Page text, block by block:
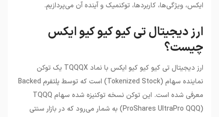
ایکس، ویژگی‌ها، کاربردها، توکنمیک و آینده آن می‌پردازیم.
ارز دیجیتال تی کیو کیو کیو ایکس
چیست؟
ارز دیجیتال تی کیو کیو کیو ایکس با نماد TQQQX یک توکن
نماینده سهام (Tokenized Stock) است که توسط پلتفرم Backed
معرفی شده است. این توکن نسخه توکنیزه شده سهام TQQQ
(ProShares UltraPro QQQ) به شمار می‌رود که در بازار سنتی